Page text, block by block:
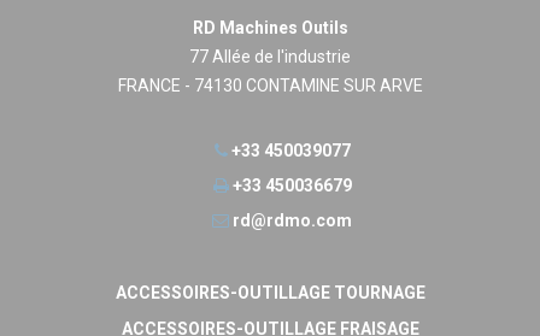
RD Machines Outils
77 Allée de l'industrie
FRANCE - 74130 CONTAMINE SUR ARVE
+33 450039077
+33 450036679
rd@rdmo.com
ACCESSOIRES-OUTILLAGE TOURNAGE
ACCESSOIRES-OUTILLAGE FRAISAGE